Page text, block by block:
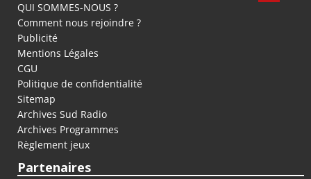
QUI SOMMES-NOUS ?
Comment nous rejoindre ?
Publicité
Mentions Légales
CGU
Politique de confidentialité
Sitemap
Archives Sud Radio
Archives Programmes
Règlement jeux
Partenaires